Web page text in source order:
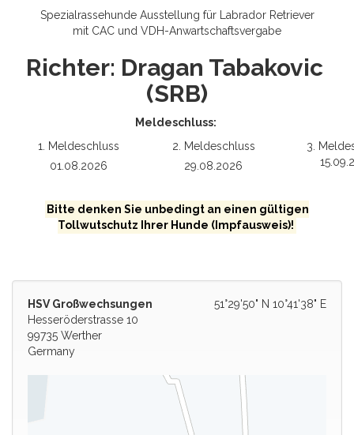
Spezialrassehunde Ausstellung für Labrador Retriever
mit CAC und VDH-Anwartschaftsvergabe
Richter: Dragan Tabakovic
(SRB)
Meldeschluss:
1. Meldeschluss
2. Meldeschluss
3.
01.08.2026
29.08.2026
Bitte denken Sie unbedingt an einen gültigen
Tollwutschutz Ihrer Hunde (Impfausweis)!
51°29'50" N 10°41'38" E
HSV Großwechsungen
Hesseröderstrasse 10
99735 Werther
Germany